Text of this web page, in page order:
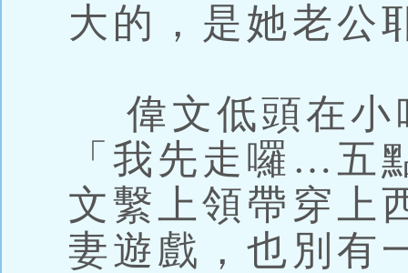
大的，是她老公
偉文低頭在小
「我先走囉…五
文繫上領帶穿上
妻遊戲，也別有